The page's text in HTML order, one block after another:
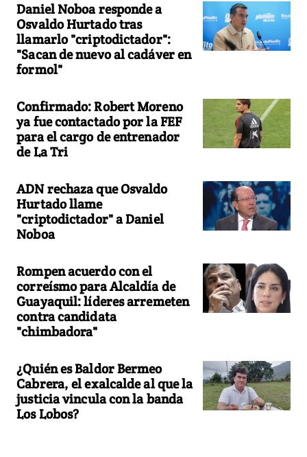
Daniel Noboa responde a
Osvaldo Hurtado tras
llamarlo "criptodictador":
"Sacan de nuevo al cadáver en
formol"
Confirmado: Robert Moreno
ya fue contactado por la FEF
para el cargo de entrenador
de La Tri
ADN rechaza que Osvaldo
Hurtado llame
"criptodictador" a Daniel
Noboa
Rompen acuerdo con el
correísmo para Alcaldía de
Guayaquil: líderes arremeten
contra candidata
"chimbadora"
¿Quién es Baldor Bermeo
Cabrera, el exalcalde al que la
justicia vincula con la banda
Los Lobos?